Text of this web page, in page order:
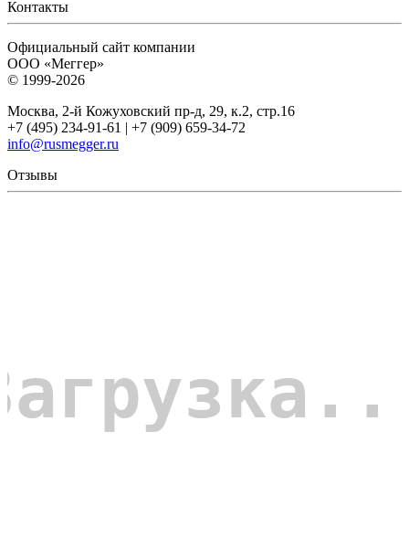
Контакты
Официальный сайт компании
ООО «Меггер»
© 1999-2026
Москва, 2-й Кожуховский пр-д, 29, к.2, стр.16
+7 (495) 234-91-61 | +7 (909) 659-34-72
info@rusmegger.ru
Отзывы